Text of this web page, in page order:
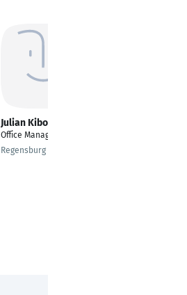
Julian Kibowski
Office Manager
Regensburg